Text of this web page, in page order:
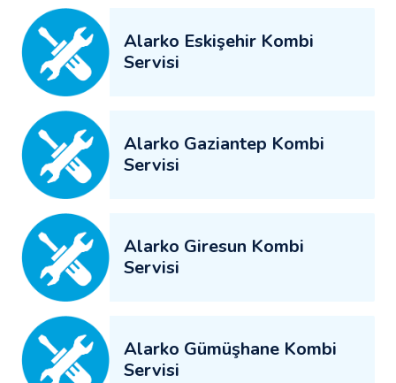
Alarko Eskişehir Kombi
Servisi
Alarko Gaziantep Kombi
Servisi
Alarko Giresun Kombi
Servisi
Alarko Gümüşhane Kombi
Servisi